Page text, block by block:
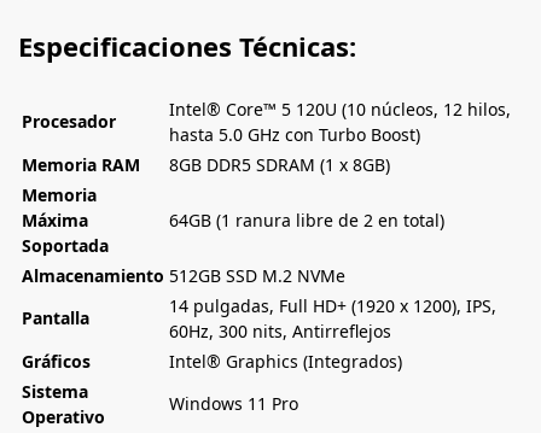
Especificaciones Técnicas:
Procesador
Intel® Core™ 5 120U (10 núcleos, 12 hilos,
hasta 5.0 GHz con Turbo Boost)
Memoria RAM
8GB DDR5 SDRAM (1 x 8GB)
Memoria
Máxima
Soportada
64GB (1 ranura libre de 2 en total)
Almacenamiento 512GB SSD M.2 NVMe
Pantalla
14 pulgadas, Full HD+ (1920 x 1200), IPS,
60Hz, 300 nits, Antirreflejos
Gráficos
Intel® Graphics (Integrados)
Sistema
Operativo
Windows 11 Pro